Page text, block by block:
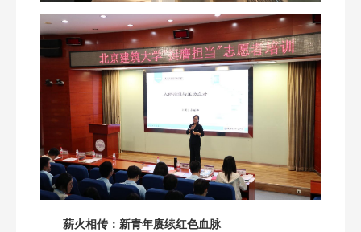
薪火相传：新青年赓续红色血脉